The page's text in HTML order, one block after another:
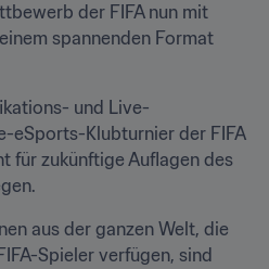
der FIFA nun mit
spannenden Format
und Live-
eSports-Klubturnier der FIFA
für zukünftige Auflagen des
aus der ganzen Welt, die
Spieler verfügen, sind